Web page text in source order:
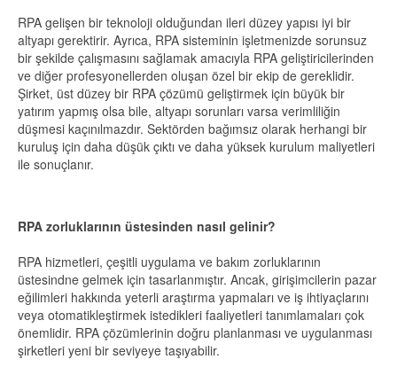
RPA gelişen bir teknoloji olduğundan ileri düzey yapısı iyi bir
altyapı gerektirir. Ayrıca, RPA sisteminin işletmenizde sorunsuz
bir şekilde çalışmasını sağlamak amacıyla RPA geliştiricilerinden
ve diğer profesyonellerden oluşan özel bir ekip de gereklidir.
Şirket, üst düzey bir RPA çözümü geliştirmek için büyük bir
yatırım yapmış olsa bile, altyapı sorunları varsa verimliliğin
düşmesi kaçınılmazdır. Sektörden bağımsız olarak herhangi bir
kuruluş için daha düşük çıktı ve daha yüksek kurulum maliyetleri
ile sonuçlanır.
RPA zorluklarının üstesinden nasıl gelinir?
RPA hizmetleri, çeşitli uygulama ve bakım zorluklarının
üstesindne gelmek için tasarlanmıştır. Ancak, girişimcilerin pazar
eğilimleri hakkında yeterli araştırma yapmaları ve iş ihtiyaçlarını
veya otomatikleştirmek istedikleri faaliyetleri tanımlamaları çok
önemlidir. RPA çözümlerinin doğru planlanması ve uygulanması
şirketleri yeni bir seviyeye taşıyabilir.